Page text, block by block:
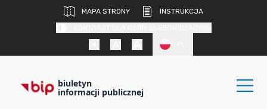
MAPA STRONY
INSTRUKCJA
biuletyn
informacji publicznej